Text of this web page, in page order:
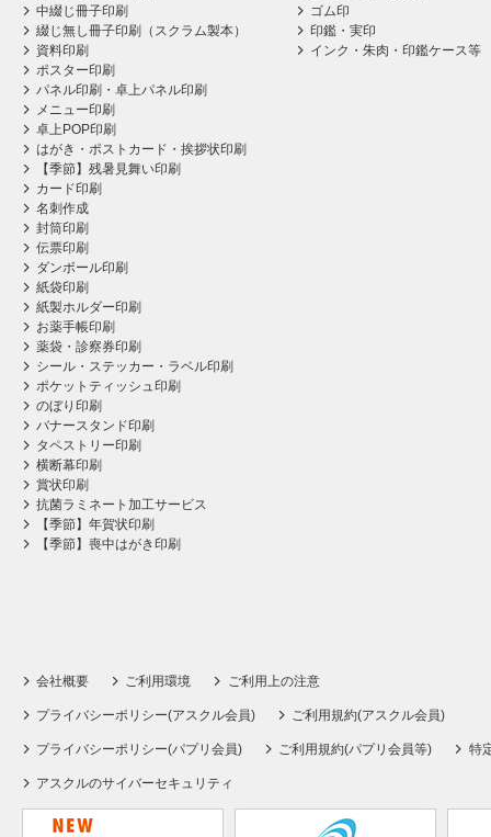
中綴じ冊子印刷
綴じ無し冊子印刷（スクラム製本）
資料印刷
ポスター印刷
パネル印刷・卓上パネル印刷
メニュー印刷
卓上POP印刷
はがき・ポストカード・挨拶状印刷
【季節】残暑見舞い印刷
カード印刷
名刺作成
封筒印刷
伝票印刷
ダンボール印刷
紙袋印刷
紙製ホルダー印刷
お薬手帳印刷
薬袋・診察券印刷
シール・ステッカー・ラベル印刷
ポケットティッシュ印刷
のぼり印刷
バナースタンド印刷
タペストリー印刷
横断幕印刷
賞状印刷
抗菌ラミネート加工サービス
【季節】年賀状印刷
【季節】喪中はがき印刷
ゴム印
印鑑・実印
インク・朱肉・印鑑ケース等
会社概要 ご利用環境 ご利用上の注意
プライバシーポリシー(アスクル会員) ご利用規約(アスクル会員)
プライバシーポリシー(パプリ会員) ご利用規約(パプリ会員等) 特
アスクルのサイバーセキュリティ